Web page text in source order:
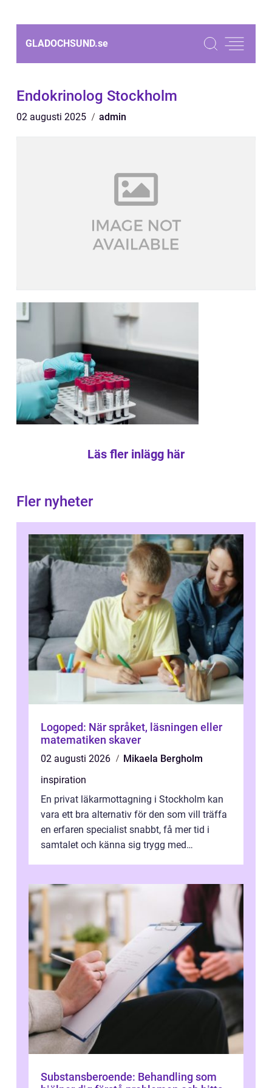
GLADOCHSUND.se
Endokrinolog Stockholm
02 augusti 2025 admin
Läs fler inlägg här
Fler nyheter
Logoped: När språket, läsningen eller
matematiken skaver
02 augusti 2026
Mikaela Bergholm
inspiration
En privat läkarmottagning i Stockholm kan
vara ett bra alternativ för den som vill träffa
en erfaren specialist snabbt, få mer tid i
samtalet och känna sig trygg med
Substansberoende: Behandling som